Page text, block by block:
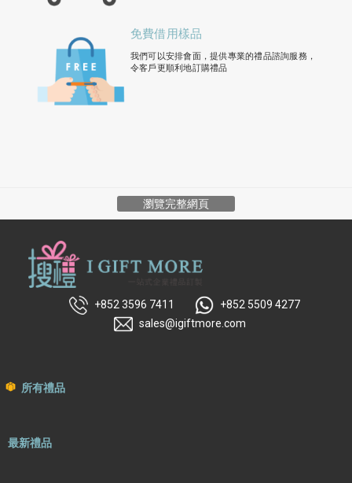
免費借用樣品
我們可以安排會面，提供專業的禮品諮詢服務，
令客戶更順利地訂購禮品
瀏覽完整網頁
+852 3596 7411
+852 5509 4277
sales@igiftmore.com
所有禮品
最新禮品